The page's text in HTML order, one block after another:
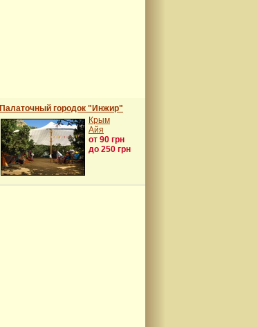
Палаточный городок "Инжир"
Крым
Айя
от 90 грн
до 250 грн